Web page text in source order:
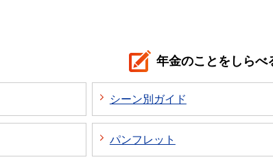
年金のことをしらべ
シーン別ガイド
パンフレット